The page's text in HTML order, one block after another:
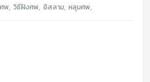
พ, วิธีฝังศพ, อิสลาม, หลุมศพ,